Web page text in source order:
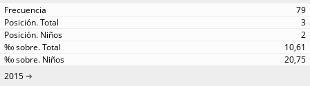
79
3
2
10,61
20,75
2015